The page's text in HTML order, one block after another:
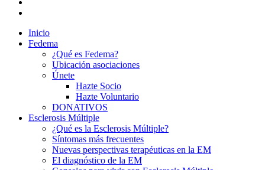
Inicio
Fedema
¿Qué es Fedema?
Ubicación asociaciones
Únete
Hazte Socio
Hazte Voluntario
DONATIVOS
Esclerosis Múltiple
¿Qué es la Esclerosis Múltiple?
Síntomas más frecuentes
Nuevas perspectivas terapéuticas en la EM
El diagnóstico de la EM